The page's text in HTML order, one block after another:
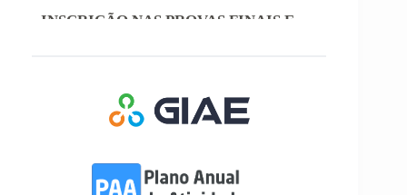
prazos para inscrição nas provas finais e nas
e 3º Ciclos do Ensino Básico
Nos termos do Artigo 36º da Portaria nº 223-
3º Período dos 2º e 3º Ciclos do Ensino Básico.